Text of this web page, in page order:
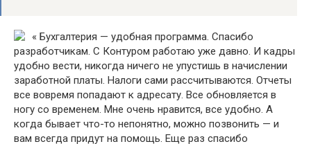
« Бухгалтерия — удобная программа. Спасибо
разработчикам. С Контуром работаю уже давно. И кадры
удобно вести, никогда ничего не упустишь в начислении
заработной платы. Налоги сами рассчитываются. Отчеты
все вовремя попадают к адресату. Все обновляется в
ногу со временем. Мне очень нравится, все удобно. А
когда бывает что-то непонятно, можно позвонить — и
вам всегда придут на помощь. Еще раз спасибо